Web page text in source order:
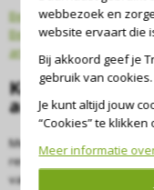
Bekijk hier de Brochure
Bekijk hier de
annuleringsverzekering
Kortlopende
Met de kortlopende reis-
reisverzekering zo
vakantieplannen.
webbezoek en
website ervaart die
Bij akkoord geef je
gebruik van cookies.
Je kunt altijd jouw
“Cookies” te
Meer informatie